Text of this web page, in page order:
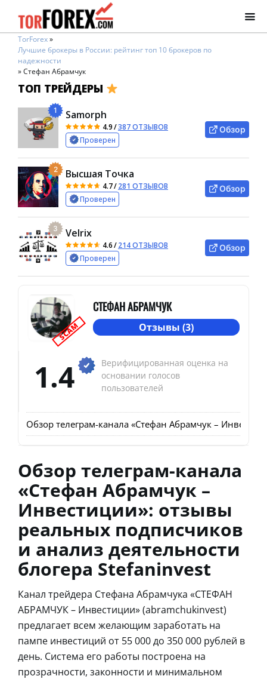
TorForex»
Лучшие брокеры в России: рейтинг топ 10 брокеров по
надежности
»Стефан Абрамчук
ТОП ТРЕЙДЕРЫ
1 Samorph
4.9/387 ОТЗЫВОВ
Проверен
Обзор
2 Высшая Точка
4.7/281 ОТЗЫВОВ
Проверен
Обзор
3 Velrix
4.6/214 ОТЗЫВОВ
Проверен
Обзор
SCAM
СТЕФАН АБРАМЧУК
Отзывы (3)
1.4
Верифицированная оценка на
основании голосов
пользователей
Обзор телеграм-канала «Стефан Абрамчук –
Обзор телеграм-канала
«Стефан Абрамчук –
Инвестиции»: отзывы
реальных подписчиков
и анализ деятельности
блогера Stefaninvest
Канал трейдера Стефана Абрамчука «СТЕФАН
АБРАМЧУК – Инвестиции» (abramchukinvest)
предлагает всем желающим заработать на
пампе инвестиций от 55 000 до 350 000 рублей в
день. Система его работы построена на
прозрачности, законности и минимальном